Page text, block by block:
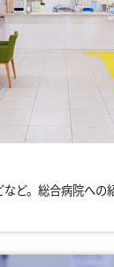
ど。総合病院への